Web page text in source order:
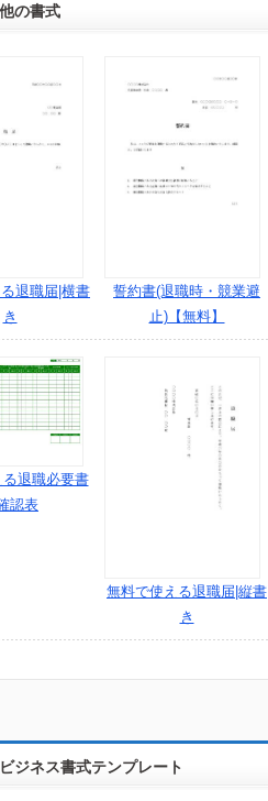
の書式
退職届|横書
き
誓約書(退職時・競業避
止)【無料】
退職必要書
認表
無料で使える退職届|縦書
き
ジネス書式テンプレート